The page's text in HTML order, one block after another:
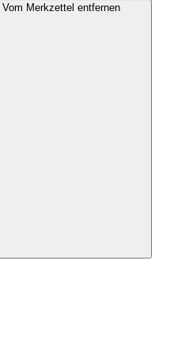
Vom Merkzettel entfernen